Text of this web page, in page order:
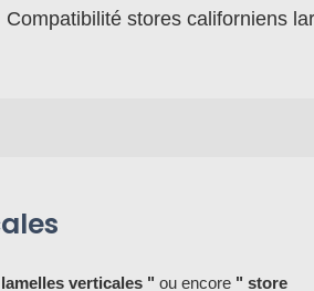
Compatibilité stores californiens
verticales " ou encore " store